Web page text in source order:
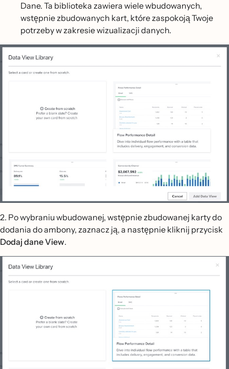
Dane. Ta biblioteka zawiera wiele wbudowanych,
wstępnie zbudowanych kart, które zaspokoją Twoje
potrzeby w zakresie wizualizacji danych.
2. Po wybraniu wbudowanej, wstępnie zbudowanej karty do
dodania do ambony, zaznacz ją, a następnie kliknij przycisk
Dodaj dane View.